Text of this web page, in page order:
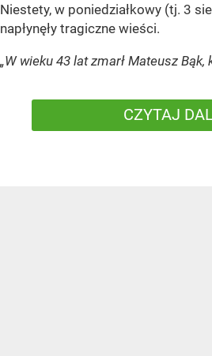
Niestety, w poniedziałkowy (tj. 3
napłynęły tragiczne wieści.
„W wieku 43 lat zmarł Mateusz Bąk,
CZYTAJ